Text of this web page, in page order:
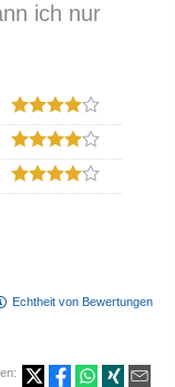
ich nur
Echtheit von Bewertungen